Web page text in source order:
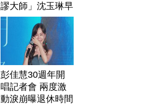
謬大師」沈玉琳早
安排身後事
彭佳慧30週年開
唱記者會 兩度激
動淚崩曝退休時間